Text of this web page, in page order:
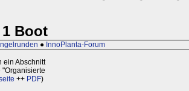
Boot
● InnoPlanta-Forum
ein Abschnitt
"Organisierte
++ PDF)